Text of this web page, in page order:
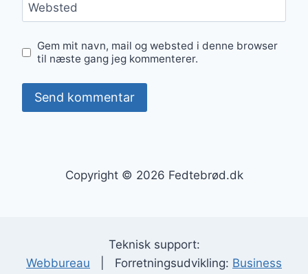
Websted
Gem mit navn, mail og websted i denne browser
til næste gang jeg kommenterer.
Copyright © 2026 Fedtebrød.dk
Teknisk support:
Webbureau | Forretningsudvikling: Business